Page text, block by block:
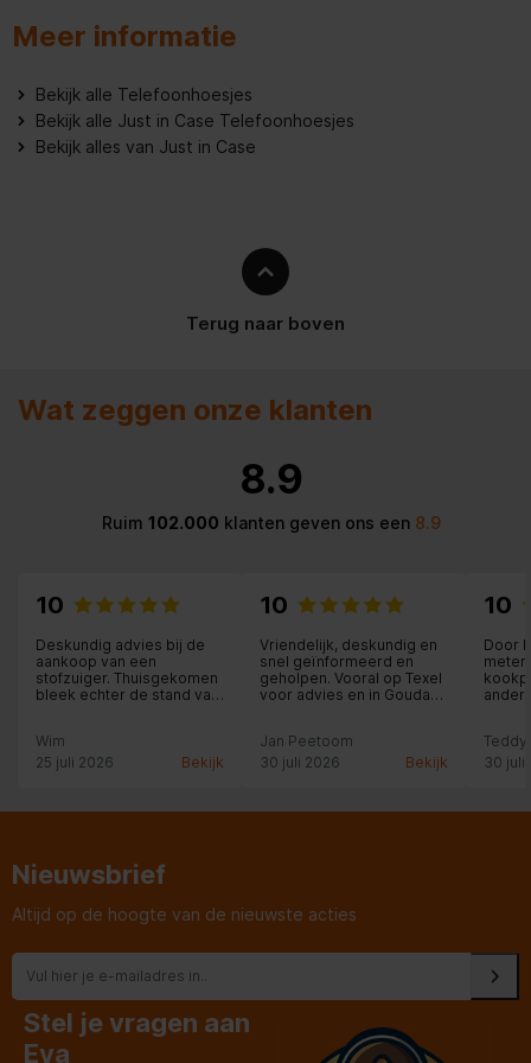
Meer informatie
Bekijk alle Telefoonhoesjes
Bekijk alle Just in Case Telefoonhoesjes
Bekijk alles van Just in Case
Terug naar boven
Wat zeggen onze klanten
8.9
Ruim 102.000 klanten geven ons een8.9
10
Deskundig advies bij de
aankoop van een
stofzuiger. Thuisgekomen
bleek echter de stand van
medewerker voorzag ons
onmiddellijk van een
opgelost!
Wim
25 juli 2026
Bekijk
10
Vriendelijk, deskundig en
snel geïnformeerd en
geholpen. Vooral op Texel
voor advies en in Gouda
Jan Peetoom
30 juli 2026
Bekijk
10
Door
van
voor
Teddy
30 juli
Nieuwsbrief
Altijd op de hoogte van de nieuwste acties
Stel je vragen aan
Eva